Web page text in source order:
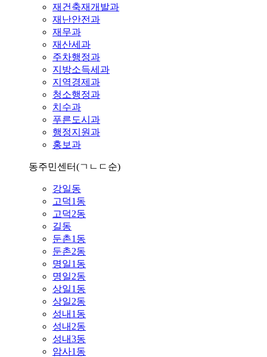
재건축재개발과
재난안전과
재무과
재산세과
주차행정과
지방소득세과
지역경제과
청소행정과
치수과
푸른도시과
행정지원과
홍보과
동주민센터(ㄱㄴㄷ순)
강일동
고덕1동
고덕2동
길동
둔촌1동
둔촌2동
명일1동
명일2동
상일1동
상일2동
성내1동
성내2동
성내3동
암사1동